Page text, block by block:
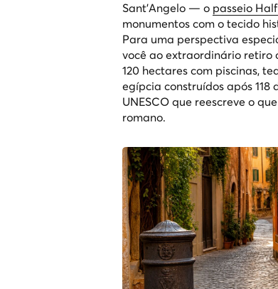
Sant'Angelo — o passeio
monumentos com o tecido
Para uma perspectiva
você ao extraordinário
120 hectares com piscinas,
egípcia construídos após 118
UNESCO que reescreve o
romano.